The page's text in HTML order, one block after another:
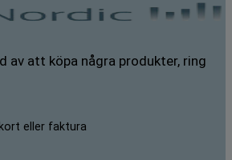
av att köpa några produkter, ring
eller faktura